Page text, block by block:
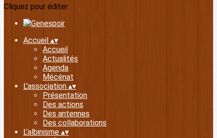
Cliquez pour éditer
Accueil ▴▾
Accueil
Actualités
Agenda
Mécénat
L'association ▴▾
Présentation
Des actions
Des antennes
Des collaborations
L'albinisme ▴▾